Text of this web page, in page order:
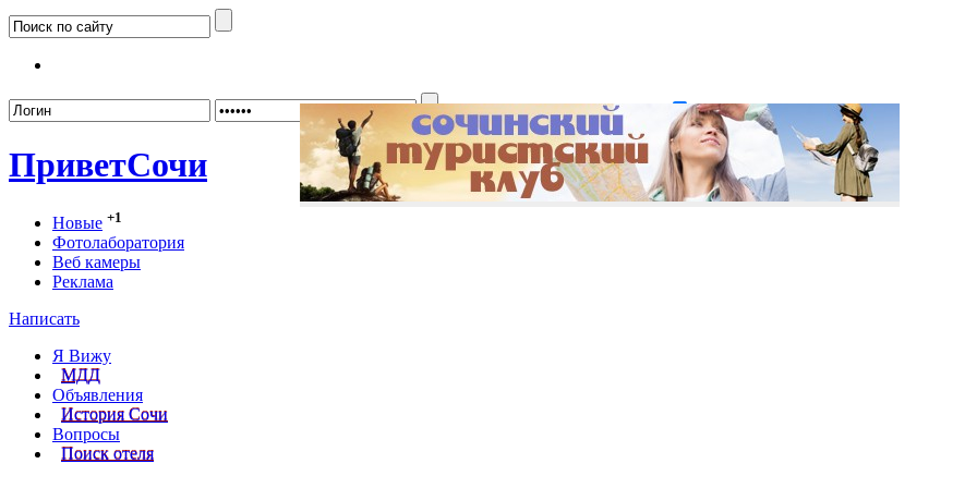
Забыли пароль? Регистрация
ПриветСочи
Новые +1
Фотолаборатория
Веб камеры
Реклама
Написать
Я Вижу
МДД
Объявления
История Сочи
Вопросы
Поиск отеля